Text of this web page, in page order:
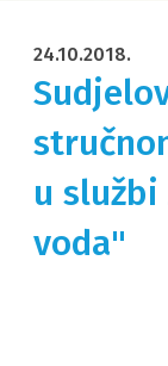
24.10.2018.
u
voda"